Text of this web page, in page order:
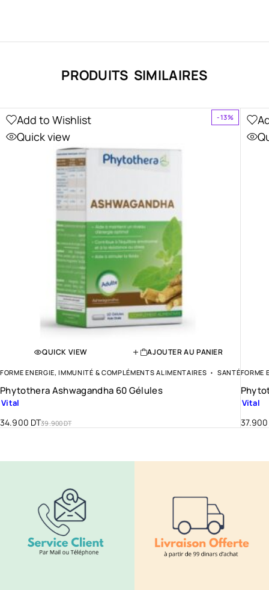
PRODUITS SIMILAIRES
-13%
Add to Wishlist
Quick view
QUICK VIEW AJOUTER AU PANIER
FORME ENERGIE, IMMUNITÉ & COMPLÉMENTS ALIMENTAIRES SANTÉ
Phytothera Ashwagandha 60 Gélules
Vital
39.900DT
34.900 DT
FORME
Vital
37.900